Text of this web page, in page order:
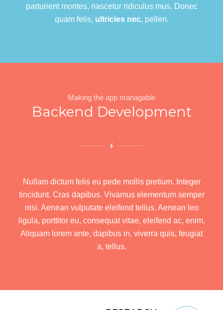
parturient montes, nascetur ridiculus mus. Donec
quam felis, ultricies nec, pellen.
Making the app managable
Backend Development
Nullam dictum felis eu pede mollis pretium. Integer
tincidunt. Cras dapibus. Vivamus elementum semper
nisi. Aenean vulputate eleifend tellus. Aenean leo
ligula, porttitor eu, consequat vitae, eleifend ac, enim.
Aliquam lorem ante, dapibus in, viverra quis, feugiat
a, tellus.